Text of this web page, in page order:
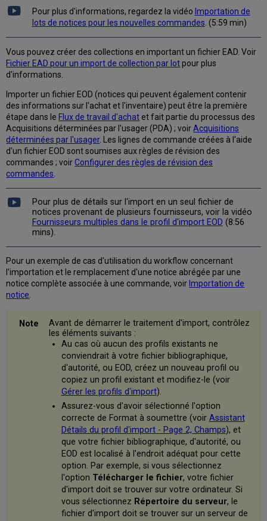
Pour plus d'informations, regardez la vidéo Importation de
lots de notices pour les nouvelles commandes . (5:59 min)
Vous pouvez créer des collections en important un fichier EAD. Voir
Fichier EAD pour un import de collection par lotpour plus
d'informations.
Importer un fichier EOD (notices qui peuvent également contenir
des informations sur l'achat et l'inventaire) peut être la première
étape dans le Flux de travail d'achat et fait partie du processus des
Acquisitions déterminées par l'usager (PDA) ; voirAcquisitions
déterminées par l'usager. Les lignes de commande créées à l'aide
d'un fichier EOD sont soumises aux règles de révision des
commandes ; voirConfigurer des règles de révision des
commandes
Pour plus de détails sur l'import en un seul fichier de
notices provenant de plusieurs fournisseurs, voir la vidéo
Fournisseurs multiples dans le profil d'import EOD (8:56
mins).
Pour un exemple de cas d'utilisation du workflow concernant
l'importation et le remplacement d'une notice abrégée par une
notice complète associée à une commande, voir Importation de
notice.
Avant de démarrer le traitement d'import, contrôlez
les éléments suivants :
Au cas où aucun des profils existants ne
conviendrait à votre fichier bibliographique,
d'autorité, ou EOD, créez un nouveau profil ou
copiez un profil existant et modifiez-le (voir
Gérer les profils d'import).
Assurez-vous d'avoir sélectionné l'option
correcte de Format à soumettre (voir Assistant
Détails du profil d'import - Page 2, Champs), et
que votre fichier bibliographique, d'autorité, ou
EOD est localisé à l'endroit adéquat pour cette
option. Par exemple, si vous sélectionnez
l'option Télécharger le fichier, votre fichier
d'import doit se trouver sur votre ordinateur. Si
vous sélectionnez Répertoire du serveur, le
fichier d'import doit se trouver sur un serveur de